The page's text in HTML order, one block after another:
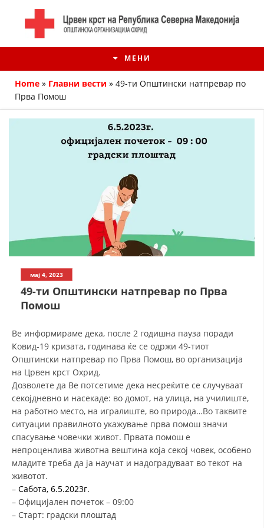
МЕНИ
ИСТОРИЈАТ НА ЦКРМ
ИСТОРИЈАТ НА ДВИЖЕЊЕТО
КОНТАКТ ИНФОРМАЦИИ
ЗАКОН ЗА ЦКРМ
СТАТУТ НА ЦКРМ
ОРГАНИЗАЦИЈА И РАЗВОЈ
СОБРАНИЕ
СТРУКТУРА И ОРГАНИЗАЦИОНА ПОСТАВЕНОСТ
Home » Главни вести » 49-ти Општински натпревар по
Прва Помош
мај 4, 2023
49-ти Општински натпревар по Прва
Помош
Ве информираме дека, после 2 годишна пауза поради
Ковид-19 кризата, годинава ќе се одржи 49-тиот
Општински натпревар по Прва Помош, во организација
на Црвен крст Охрид.
Дозволете да Ве потсетиме дека несреќите се случуваат
секојдневно и насекаде: во домот, на улица, на училиште,
на работно место, на игралиште, во природа…Во таквите
ситуации правилното укажување прва помош значи
спасување човечки живот. Првата помош е
непроценлива животна вештина која секој човек, особено
младите треба да ја научат и надоградуваат во текот на
животот.
– Сабота, 6.5.2023г.
– Официјален почеток – 09:00
– Старт: градски плоштад